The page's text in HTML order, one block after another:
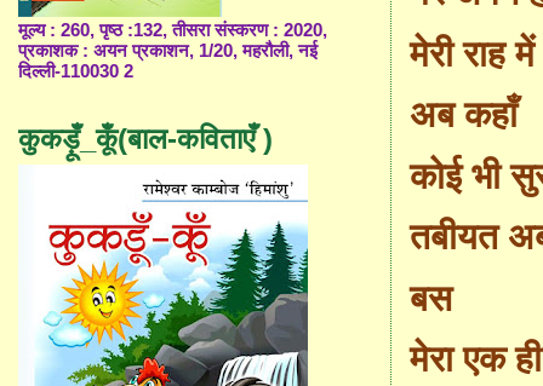
मेरी राह
अब कहाँ
कोई भी
तबीयत
बस
मेरा एक
मूल्य : 260, पृष्ठ :132, तीसरा संस्करण : 2020,
प्रकाशक : अयन प्रकाशन, 1/20, महरौली, नई
दिल्ली-110030 2
कुकड़ूँ_कूँ(बाल-कविताएँ )